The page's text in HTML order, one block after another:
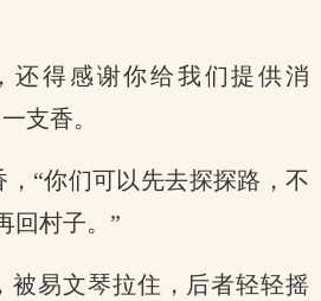
还得感谢你给我们提供消
支香。
“你们可以先去探探路，不
回村子。”
被易文琴拉住，后者轻轻摇